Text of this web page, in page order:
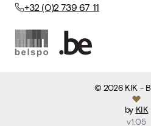
+32 (0)2 739 67 11
©2026 KIK -
by KIK
v1.05